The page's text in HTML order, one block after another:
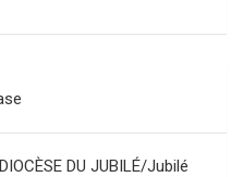
DU JUBILÉ/Jubilé